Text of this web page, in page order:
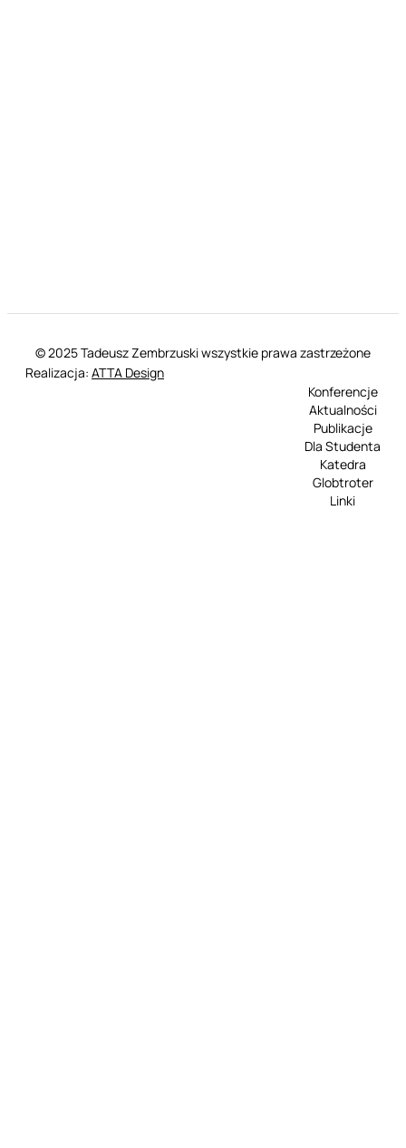
© 2025 Tadeusz Zembrzuski wszystkie prawa zastrzeżone
Realizacja: ATTA Design
Konferencje
Aktualności
Publikacje
Dla Studenta
Katedra
Globtroter
Linki